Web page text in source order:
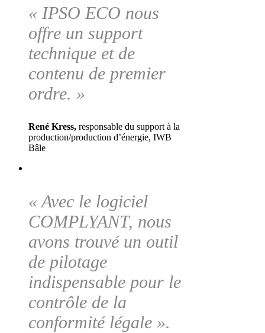
« IPSO ECO nous
offre un support
technique et de
contenu de premier
ordre. »
René Kress, responsable du support à la
production/production d’énergie, IWB
Bâle
« Avec le logiciel
COMPLYANT, nous
avons trouvé un outil
de pilotage
indispensable pour le
contrôle de la
conformité légale ».